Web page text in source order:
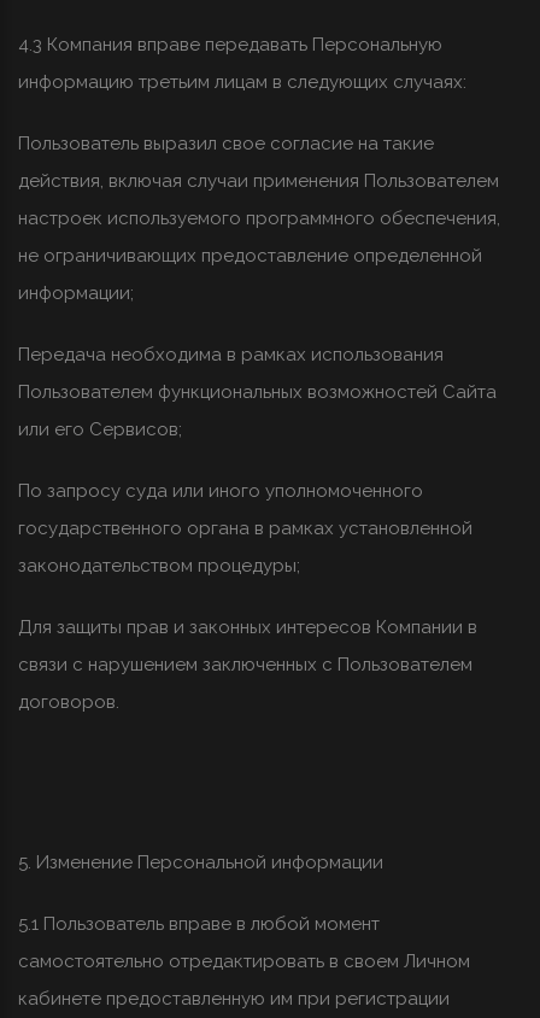
4.3 Компания вправе передавать Персональную
информацию третьим лицам в следующих случаях:
Пользователь выразил свое согласие на такие
действия, включая случаи применения Пользователем
настроек используемого программного обеспечения,
не ограничивающих предоставление определенной
информации;
Передача необходима в рамках использования
Пользователем функциональных возможностей Сайта
или его Сервисов;
По запросу суда или иного уполномоченного
государственного органа в рамках установленной
законодательством процедуры;
Для защиты прав и законных интересов Компании в
связи с нарушением заключенных с Пользователем
договоров.
5. Изменение Персональной информации
5.1 Пользователь вправе в любой момент
самостоятельно отредактировать в своем Личном
кабинете предоставленную им при регистрации